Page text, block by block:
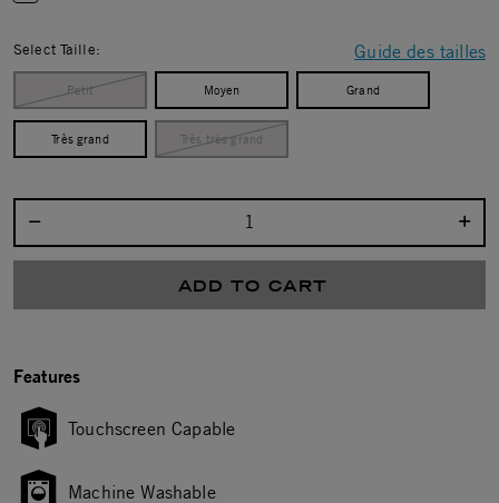
Guide des tailles
Select Taille:
Petit Moyen Grand
Très grand Très très grand
ADD TO CART
Features
Touchscreen Capable
Machine Washable